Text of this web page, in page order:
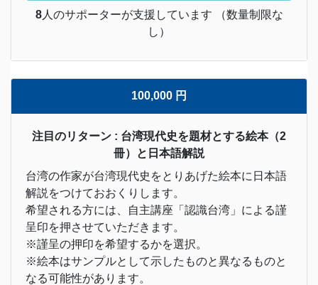
8人のサポーターが支援しています （数量制限な
し）
100,000 円
注目のリターン : 台湾現代史を題材とする絵本（2
冊）と日本語解説
台湾の作家が台湾現代史をとりあげた絵本に日本語
解説をつけておおくりします。
希望される方には、自主講座「認識台湾」による謹
呈印を押させていただきます。
※謹呈の押印を希望するかを選択。
※絵本はサンプルとして示したものと異なるものと
なる可能性があります。